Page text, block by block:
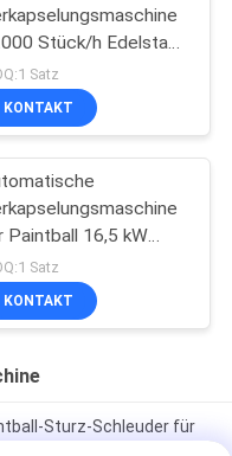
Stück/h Edelstahl
Satz
KONTAKT
Paintball 16,5 kW
h Kapazität
Satz
KONTAKT
Sturz-Schleuder für